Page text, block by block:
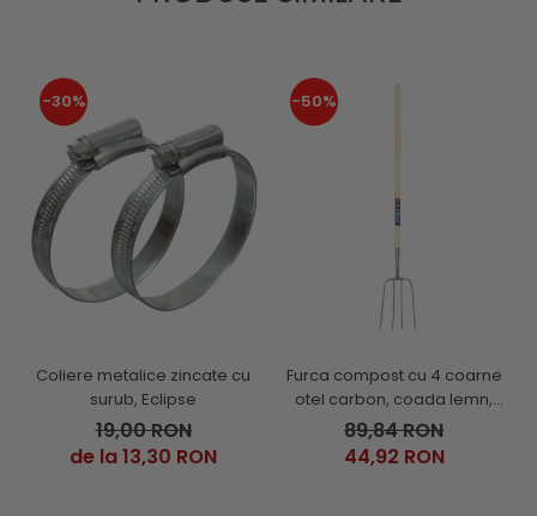
-30%
Coliere metalice zincate cu
surub, Eclipse
19,00 RON
de la 13,30 RON
-50%
Furca compost cu 4 coarne
otel carbon, coada lemn,
Spear & Jackson Neverbend
Professional
89,84 RON
44,92 RON